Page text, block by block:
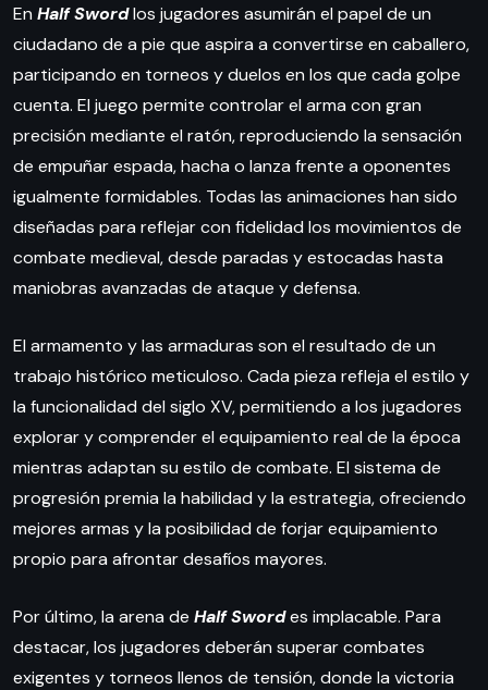
En Half Swordlos jugadores asumirán el papel de un
ciudadano de a pie que aspira a convertirse en caballero,
participando en torneos y duelos en los que cada golpe
cuenta. El juego permite controlar el arma con gran
precisión mediante el ratón, reproduciendo la sensación
de empuñar espada, hacha o lanza frente a oponentes
igualmente formidables. Todas las animaciones han sido
diseñadas para reflejar con fidelidad los movimientos de
combate medieval, desde paradas y estocadas hasta
maniobras avanzadas de ataque y defensa.
El armamento y las armaduras son el resultado de un
trabajo histórico meticuloso. Cada pieza refleja el estilo y
la funcionalidad del siglo XV, permitiendo a los jugadores
explorar y comprender el equipamiento real de la época
mientras adaptan su estilo de combate. El sistema de
progresión premia la habilidad y la estrategia, ofreciendo
mejores armas y la posibilidad de forjar equipamiento
propio para afrontar desafíos mayores.
Por último, la arena de Half Swordes implacable. Para
destacar, los jugadores deberán superar combates
exigentes y torneos llenos de tensión, donde la victoria